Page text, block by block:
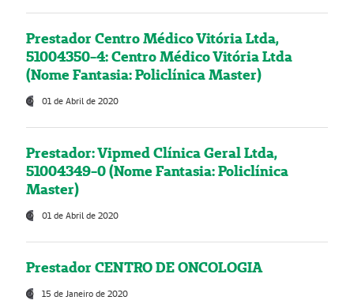
Prestador Centro Médico Vitória Ltda,
51004350-4: Centro Médico Vitória Ltda
(Nome Fantasia: Policlínica Master)
01 de Abril de 2020
Prestador: Vipmed Clínica Geral Ltda,
51004349-0 (Nome Fantasia: Policlínica
Master)
01 de Abril de 2020
Prestador CENTRO DE ONCOLOGIA
15 de Janeiro de 2020